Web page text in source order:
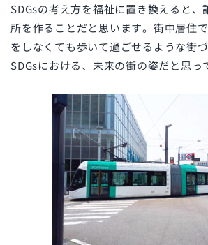
SDGsの考え方を福祉に置き換えると、
所を作ることだと思います。街中居住
をしなくても歩いて過ごせるような街
SDGsにおける、未来の街の姿だと思っ